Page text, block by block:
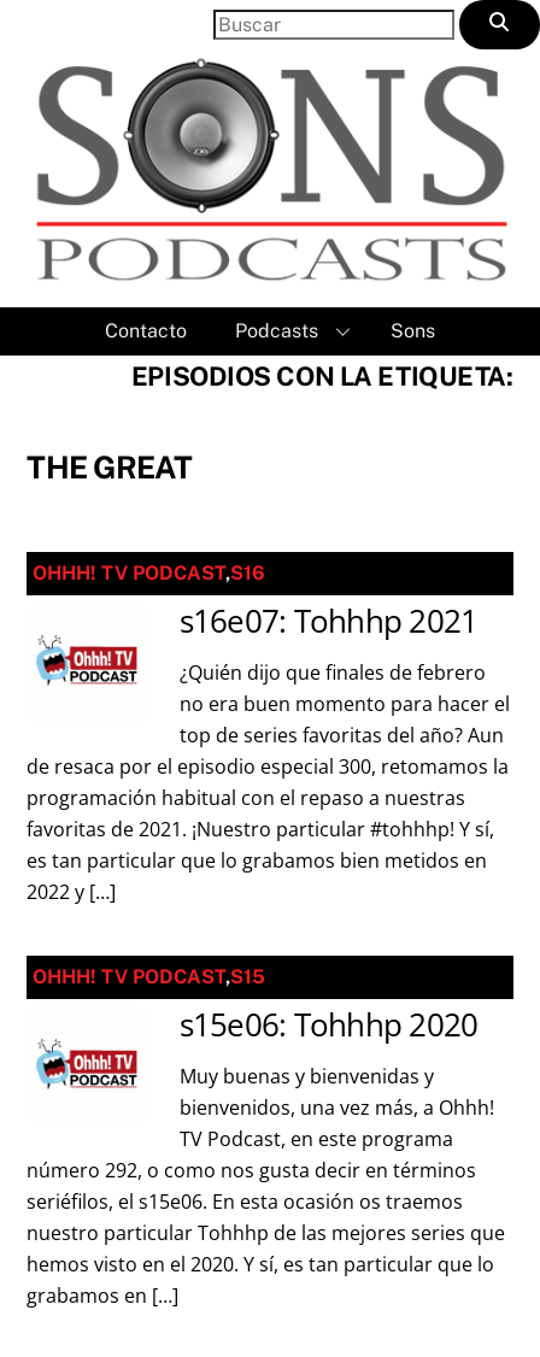
content
Contacto Podcasts Sons
EPISODIOS CON LA ETIQUETA:
THE GREAT
OHHH! TV PODCAST,S16
s16e07: Tohhhp 2021
¿Quién dijo que finales de febrero
no era buen momento para hacer el
top de series favoritas del año? Aun
de resaca por el episodio especial 300, retomamos la
programación habitual con el repaso a nuestras
favoritas de 2021. ¡Nuestro particular #tohhhp! Y sí,
es tan particular que lo grabamos bien metidos en
2022 y […]
OHHH! TV PODCAST,S15
s15e06: Tohhhp 2020
Muy buenas y bienvenidas y
bienvenidos, una vez más, a Ohhh!
TV Podcast, en este programa
número 292, o como nos gusta decir en términos
seriéfilos, el s15e06. En esta ocasión os traemos
nuestro particular Tohhhp de las mejores series que
hemos visto en el 2020. Y sí, es tan particular que lo
grabamos en […]